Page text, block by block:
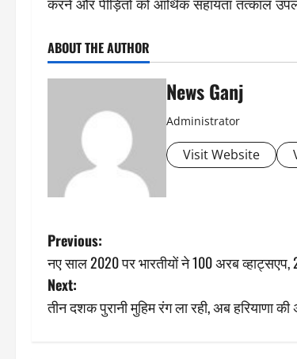
करने और पीड़ितों को आर्थिक सहायता तत्काल
ABOUT THE AUTHOR
News Ganj
Administrator
Visit Website
P
o
s
Previous:
नए साल 2020 पर भारतीयों ने 100 अरब
Next:
तीन दशक पुरानी मुहिम रंग ला रही, अब हरियाणा की